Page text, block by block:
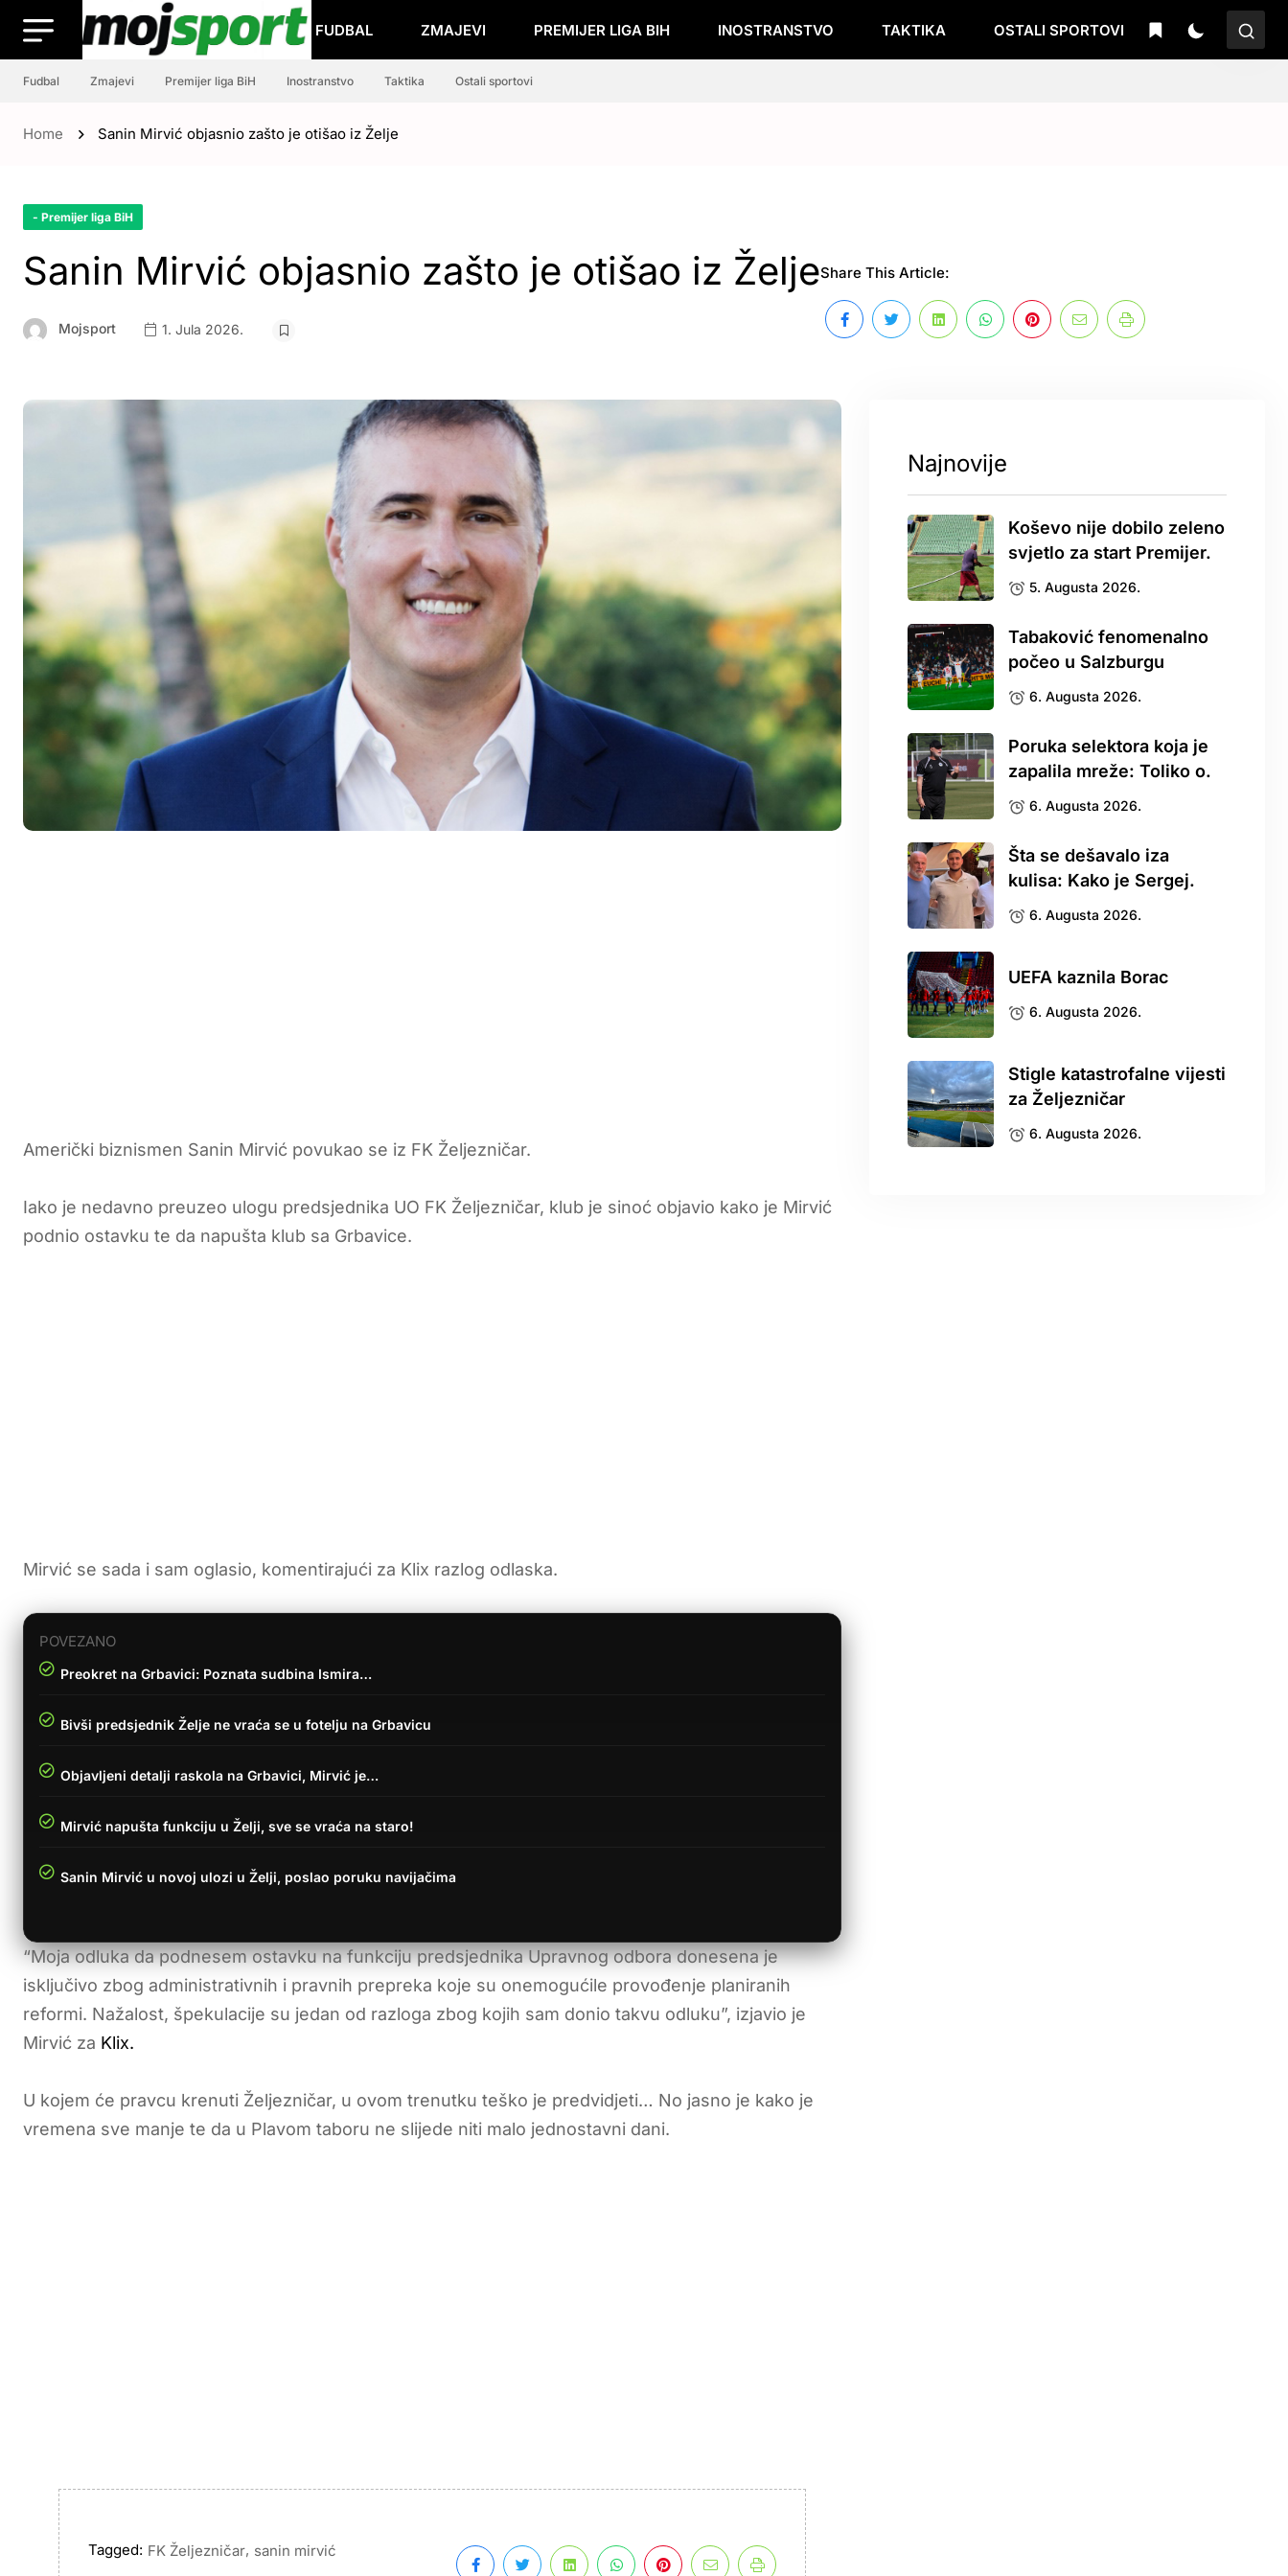
FUDBAL ZMAJEVI PREMIJER LIGA BIH INOSTRANSTVO TAKTIKA OSTALI SPORTOVI
Fudbal Zmajevi Premijer liga BiH Inostranstvo Taktika Ostali sportovi
Home Sanin Mirvić objasnio zašto je otišao iz Želje
- Premijer liga BiH
Sanin Mirvić objasnio zašto je otišao iz Želje
Mojsport 1. Jula 2026.
Share This Article:
Američki biznismen Sanin Mirvić povukao se iz FK Željezničar.
Iako je nedavno preuzeo ulogu predsjednika UO FK Željezničar, klub je sinoć objavio kako je Mirvić
podnio ostavku te da napušta klub sa Grbavice.
Mirvić se sada i sam oglasio, komentirajući za Klix razlog odlaska.
POVEZANO
Preokret na Grbavici: Poznata sudbina Ismira…
Bivši predsjednik Želje ne vraća se u fotelju na Grbavicu
Objavljeni detalji raskola na Grbavici, Mirvić je…
Mirvić napušta funkciju u Želji, sve se vraća na staro!
Sanin Mirvić u novoj ulozi u Želji, poslao poruku navijačima
“Moja odluka da podnesem ostavku na funkciju predsjednika Upravnog odbora donesena je
isključivo zbog administrativnih i pravnih prepreka koje su onemogućile provođenje planiranih
reformi. Nažalost, špekulacije su jedan od razloga zbog kojih sam donio takvu odluku”, izjavio je
Mirvić za Klix.
U kojem će pravcu krenuti Željezničar, u ovom trenutku teško je predvidjeti… No jasno je kako je
vremena sve manje te da u Plavom taboru ne slijede niti malo jednostavni dani.
Tagged: FK Željezničar, sanin mirvić
Najnovije
Koševo nije dobilo zeleno
svjetlo za start Premijer.
5. Augusta 2026.
Tabaković fenomenalno
počeo u Salzburgu
6. Augusta 2026.
Poruka selektora koja je
zapalila mreže: Toliko o.
6. Augusta 2026.
Šta se dešavalo iza
kulisa: Kako je Sergej.
6. Augusta 2026.
UEFA kaznila Borac
6. Augusta 2026.
Stigle katastrofalne vijesti
za Željezničar
6. Augusta 2026.